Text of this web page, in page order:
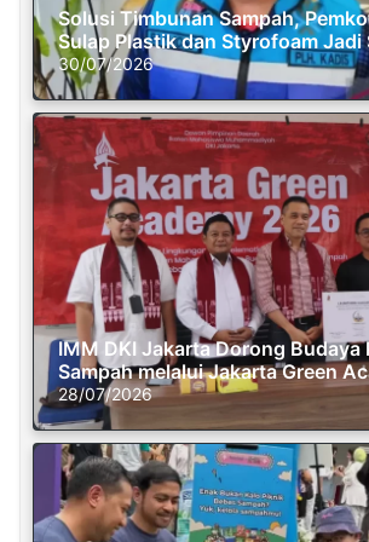
Solusi Timbunan Sampah,
Sulap Plastik dan Styrofoam Jadi
30/07/2026
IMM DKI Jakarta Dorong Budaya
Sampah melalui Jakarta Green
28/07/2026